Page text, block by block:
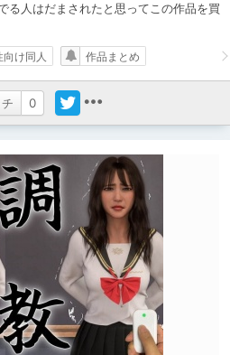
る人はだまされたと思ってこの作品を買
0
向け同人 作品まとめ